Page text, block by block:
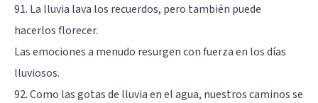
91. La lluvia lava los recuerdos, pero también puede
hacerlos florecer.
Las emociones a menudo resurgen con fuerza en los días
lluviosos.
92. Como las gotas de lluvia en el agua, nuestros caminos se